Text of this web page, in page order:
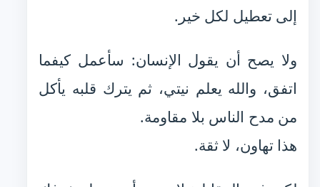
إلى تعطيل لكل خير.
ولا يصح أن يقول الإنسان: سأعمل كيفما
اتفق، والله يعلم نيتي، ثم يترك قلبه يأكل
من مدح الناس بلا مقاومة.
هذا تهاون، لا ثقة.